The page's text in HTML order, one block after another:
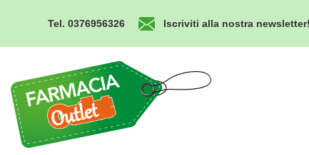
principale
Tel. 0376956326 Iscriviti alla nostra newsletter!
Outlet